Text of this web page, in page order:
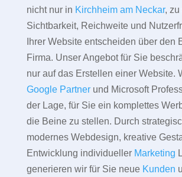
nicht nur in Kirchheim am Neckar, zu
Sichtbarkeit, Reichweite und
Ihrer Website entscheiden über den
Firma. Unser Angebot für Sie
nur auf das Erstellen einer Website.
Google Partnerund Microsoft
der Lage, für Sie ein komplettes
die Beine zu stellen. Durch
modernes Webdesign, kreative
Entwicklung individueller Marketing
generieren wir für Sie neue Kunden